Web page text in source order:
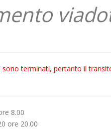
terminati, pertanto il
8.00
ore 20.00